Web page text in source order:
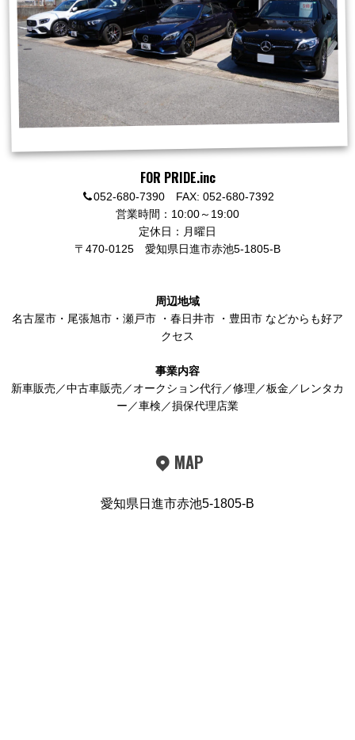
FOR PRIDE.inc
052-680-7390 FAX: 052-680-7392
営業時間：10:00～19:00
定休日：月曜日
〒470-0125 愛知県日進市赤池5-1805-B
周辺地域
名古屋市 ・ 尾張旭市 ・ 瀬戸市 ・ 春日井市 ・ 豊田市 などからも好ア
クセス
事業内容
新車販売／中古車販売／オークション代行／修理／板金／レンタカ
ー／車検／損保代理店業
MAP
愛知県日進市赤池5-1805-B